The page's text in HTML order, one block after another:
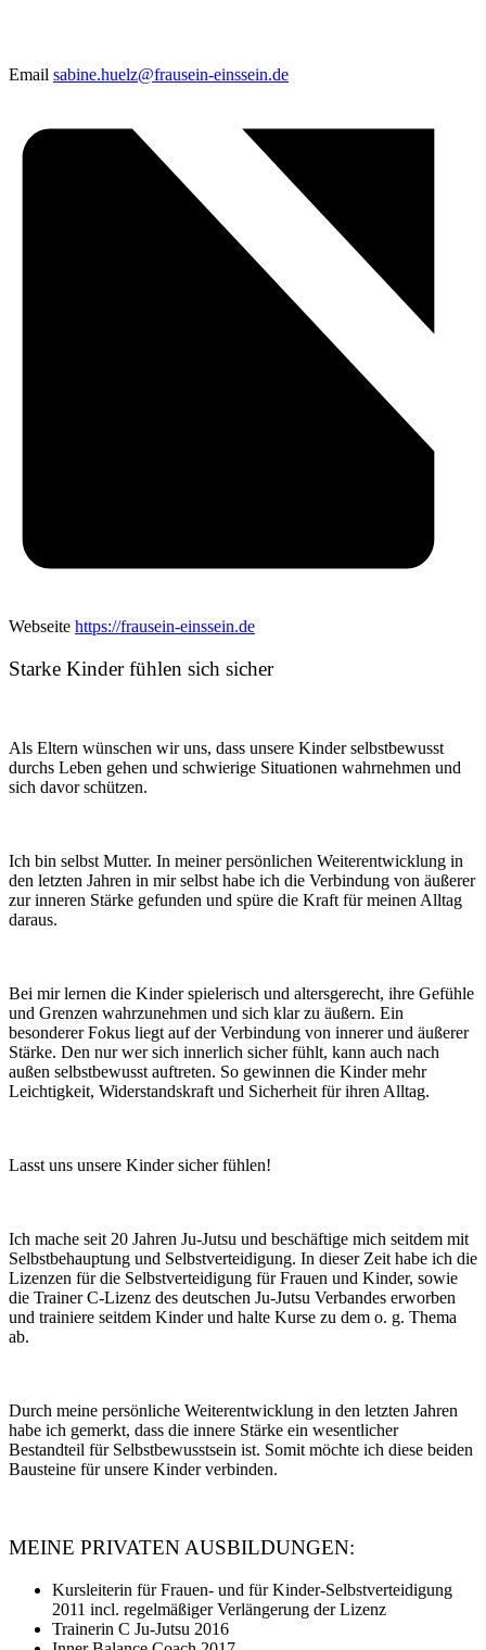
Email sabine.huelz@frausein-einssein.de
Webseite https://frausein-einssein.de
Starke Kinder fühlen sich sicher
Als Eltern wünschen wir uns, dass unsere Kinder selbstbewusst
durchs Leben gehen und schwierige Situationen wahrnehmen und
sich davor schützen.
Ich bin selbst Mutter. In meiner persönlichen Weiterentwicklung in
den letzten Jahren in mir selbst habe ich die Verbindung von äußerer
zur inneren Stärke gefunden und spüre die Kraft für meinen Alltag
daraus.
Bei mir lernen die Kinder spielerisch und altersgerecht, ihre Gefühle
und Grenzen wahrzunehmen und sich klar zu äußern. Ein
besonderer Fokus liegt auf der Verbindung von innerer und äußerer
Stärke. Den nur wer sich innerlich sicher fühlt, kann auch nach
außen selbstbewusst auftreten. So gewinnen die Kinder mehr
Leichtigkeit, Widerstandskraft und Sicherheit für ihren Alltag.
Lasst uns unsere Kinder sicher fühlen!
Ich mache seit 20 Jahren Ju-Jutsu und beschäftige mich seitdem mit
Selbstbehauptung und Selbstverteidigung. In dieser Zeit habe ich die
Lizenzen für die Selbstverteidigung für Frauen und Kinder, sowie
die Trainer C-Lizenz des deutschen Ju-Jutsu Verbandes erworben
und trainiere seitdem Kinder und halte Kurse zu dem o. g. Thema
ab.
Durch meine persönliche Weiterentwicklung in den letzten Jahren
habe ich gemerkt, dass die innere Stärke ein wesentlicher
Bestandteil für Selbstbewusstsein ist. Somit möchte ich diese beiden
Bausteine für unsere Kinder verbinden.
MEINE PRIVATEN AUSBILDUNGEN:
Kursleiterin für Frauen- und für Kinder-Selbstverteidigung
2011 incl. regelmäßiger Verlängerung der Lizenz
Trainerin C Ju-Jutsu 2016